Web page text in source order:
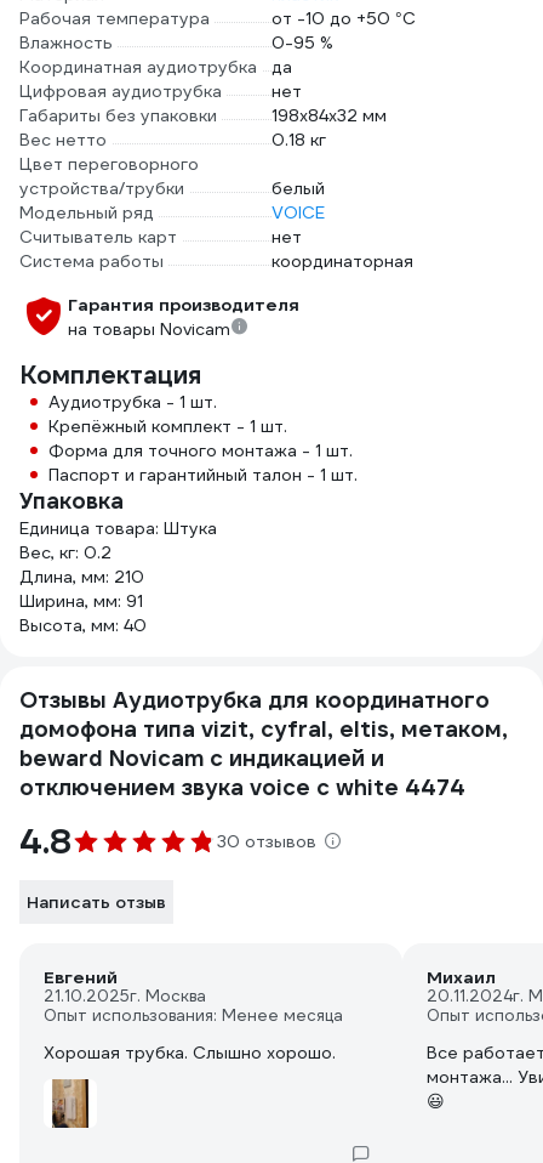
Рабочая температура
от -10 до +50 °С
Влажность
0-95 %
Координатная аудиотрубка
да
Цифровая аудиотрубка
нет
Габариты без упаковки
198х84х32 мм
Вес нетто
0.18 кг
Цвет переговорного
устройства/трубки
белый
Модельный ряд
VOICE
Считыватель карт
нет
Система работы
координаторная
Гарантия производителя
на товары Novicam
Комплектация
Аудиотрубка - 1 шт.
Крепёжный комплект - 1 шт.
Форма для точного монтажа - 1 шт.
Паспорт и гарантийный талон - 1 шт.
Упаковка
Единица товара: Штука
Вес, кг: 0.2
Длина, мм: 210
Ширина, мм: 91
Высота, мм: 40
Отзывы Аудиотрубка для координатного
домофона типа vizit, cyfral, eltis, метаком,
beward Novicam с индикацией и
отключением звука voice c white 4474
4.8 30 отзывов
Написать отзыв
Евгений
21.10.2025г. Москва
Опыт использования: Менее месяца
Хорошая трубка. Слышно хорошо.
Михаил
20.11.2024г.
Опыт
Все
монтажа...
😃